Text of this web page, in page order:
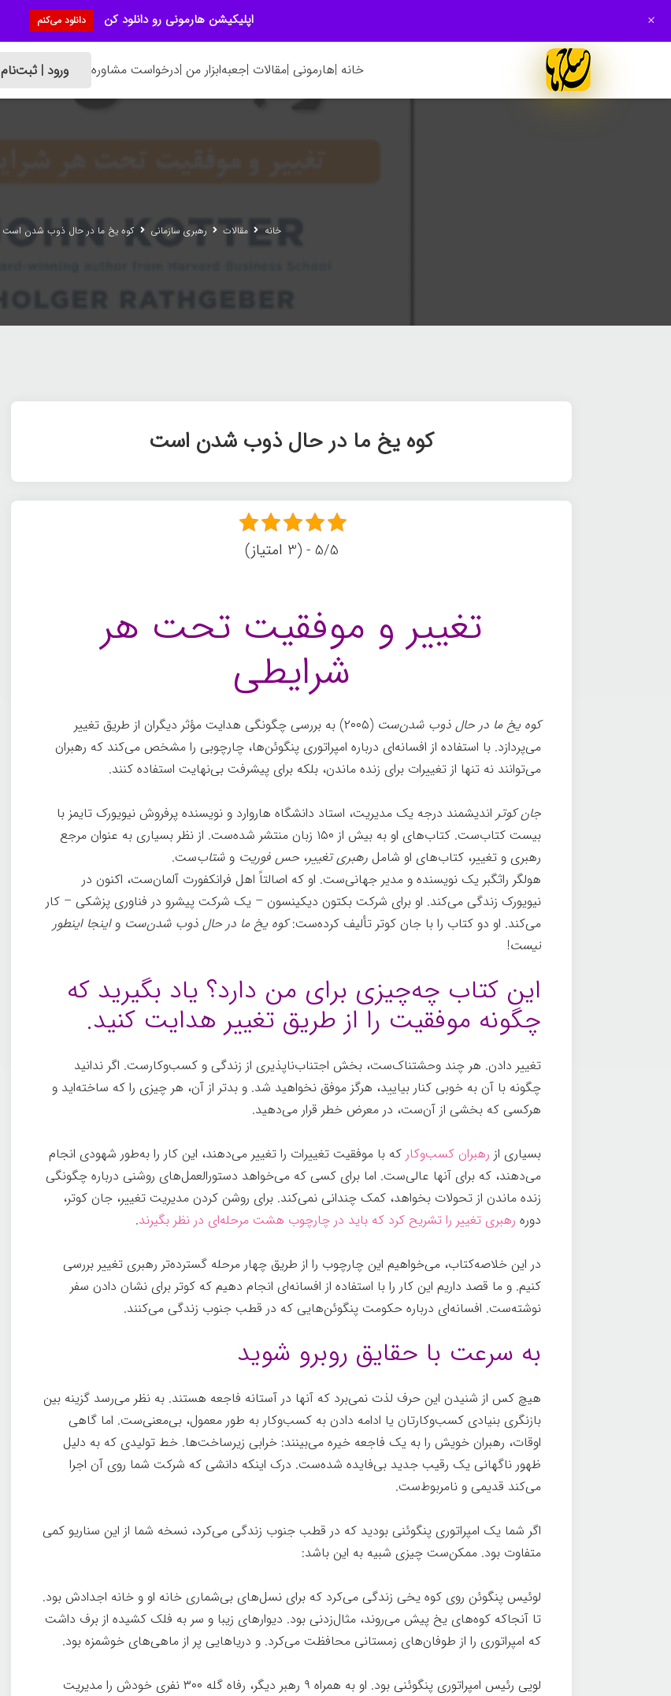
خانه |هارمونی |مقالات |جعبه‌ابزار من |درخواست مشاوره ورود | ثبت‌نام
خانه مقالات رهبری سازمانی کوه یخ ما در حال ذوب شدن است
کوه یخ ما در حال ذوب شدن است
5/5 - (3 امتیاز)
تغییر و موفقیت تحت هر
شرایطی
کوه یخ ما در حال ذوب شدن‌ست
(۲۰۰۵) به بررسی چگونگی هدایت مؤثر دیگران از طریق تغییر
می‌پردازد. با استفاده از افسانه‌ای درباره امپراتوری پنگوئن‌ها، چارچوبی را مشخص می‌کند که رهبران
می‌توانند نه تنها از تغییرات برای زنده ماندن، بلکه برای پیشرفت بی‌نهایت استفاده کنند.
جان کوتر اندیشمند درجه یک مدیریت، استاد دانشگاه هاروارد و نویسنده پرفروش نیویورک تایمز با
بیست کتاب‌ست. کتاب‌های او به بیش از ۱۵۰ زبان منتشر شده‌ست. از نظر بسیاری به عنوان مرجع
رهبری و تغییر، کتاب‌های او شامل رهبری تغییر، حس فوریت و شتاب‌ست.
هولگر راثگبر یک نویسنده و مدیر جهانی‌ست. او که اصالتاً اهل فرانکفورت آلمان‌ست، اکنون در
نیویورک زندگی می‌کند. او برای شرکت بکتون دیکینسون – یک شرکت پیشرو در فناوری پزشکی – کار
می‌کند. او دو کتاب را با جان کوتر تألیف کرده‌ست:کوه یخ ما در حال ذوب شدن‌ست واینجا اینطور
نیست!
این کتاب چه‌چیزی برای من دارد؟ یاد بگیرید که
چگونه موفقیت را از طریق تغییر هدایت کنید.
تغییر دادن. هر چند وحشتناک‌ست، بخش اجتناب‌ناپذیری از زندگی و کسب‌وکارست. اگر ندانید
چگونه با آن به خوبی کنار بیایید، هرگز موفق نخواهید شد. و بدتر از آن، هر چیزی را که ساخته‌اید و
هرکسی که بخشی از آن‌ست، در معرض خطر قرار می‌دهید.
بسیاری از رهبران کسب‌وکار که با موفقیت تغییرات را تغییر می‌دهند، این کار را به‌طور شهودی انجام
می‌دهند، که برای آنها عالی‌ست. اما برای کسی که می‌خواهد دستورالعمل‌های روشنی درباره چگونگی
زنده ماندن از تحولات بخواهد، کمک چندانی نمی‌کند. برای روشن کردن مدیریت تغییر، جان کوتر،
دوره رهبری تغییر را تشریح کرد که باید در چارچوب هشت مرحله‌ای در نظر بگیرند.
در این خلاصه‌کتاب، می‌خواهیم این چارچوب را از طریق چهار مرحله گسترده‌تر رهبری تغییر بررسی
کنیم. و ما قصد داریم این کار را با استفاده از افسانه‌ای انجام دهیم که کوتر برای نشان دادن سفر
نوشته‌ست. افسانه‌ای درباره حکومت پنگوئن‌هایی که در قطب جنوب زندگی می‌کنند.
به سرعت با حقایق روبرو شوید
هیچ کس از شنیدن این حرف لذت نمی‌برد که آنها در آستانه فاجعه هستند. به نظر می‌رسد گزینه بین
بازنگری بنیادی کسب‌وکارتان یا ادامه دادن به کسب‌وکار به طور معمول، بی‌معنی‌ست. اما گاهی
اوقات، رهبران خویش را به یک فاجعه خیره می‌بینند: خرابی زیرساخت‌ها. خط تولیدی که به دلیل
ظهور ناگهانی یک رقیب جدید بی‌فایده شده‌ست. درک اینکه دانشی که شرکت شما روی آن اجرا
می‌کند قدیمی و نامربوط‌ست.
اگر شما یک امپراتوری پنگوئنی بودید که در قطب جنوب زندگی می‌کرد، نسخه شما از این سناریو کمی
متفاوت بود. ممکن‌ست چیزی شبیه به این باشد:
لوئیس پنگوئن روی کوه یخی زندگی می‌کرد که برای نسل‌های بی‌شماری خانه او و خانه اجدادش بود.
تا آنجاکه کوه‌های یخ پیش می‌روند، مثال‌زدنی بود. دیوارهای زیبا و سر به فلک کشیده از برف داشت
که امپراتوری را از طوفان‌های زمستانی محافظت می‌کرد. و دریاهایی پر از ماهی‌های خوشمزه بود.
لویی رئیس امپراتوری پنگوئنی بود. او به همراه ۹ رهبر دیگر، رفاه گله ۳۰۰ نفری خودش را مدیریت
اپلیکیشن هارمونی رو دانلود کن دانلود می‌کنم +